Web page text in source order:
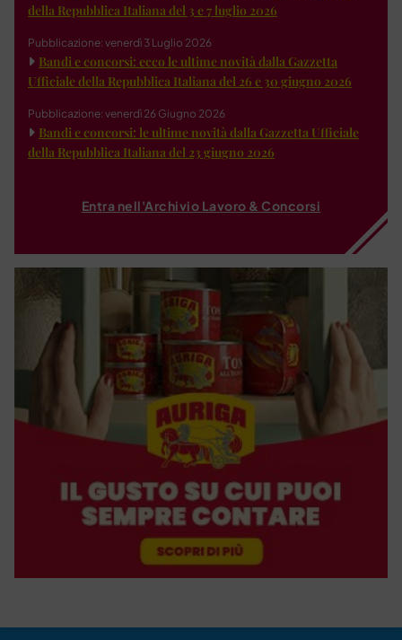
della Repubblica Italiana del 3 e 7 luglio 2026
Pubblicazione: venerdì 3 Luglio 2026
Bandi e concorsi: ecco le ultime novità dalla Gazzetta
Ufficiale della Repubblica Italiana del 26 e 30 giugno 2026
Pubblicazione: venerdì 26 Giugno 2026
Bandi e concorsi: le ultime novità dalla Gazzetta Ufficiale
della Repubblica Italiana del 23 giugno 2026
Entra nell'Archivio Lavoro & Concorsi